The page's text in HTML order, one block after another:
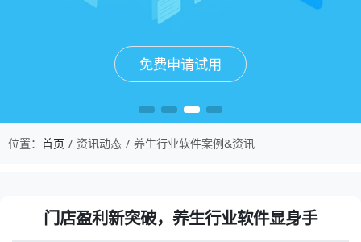
免费申请试用
免费申请试用
免费申请试用
免费申请试用
位置： 首页 资讯动态 养生行业软件案例&资讯
门店盈利新突破，养生行业软件显身手